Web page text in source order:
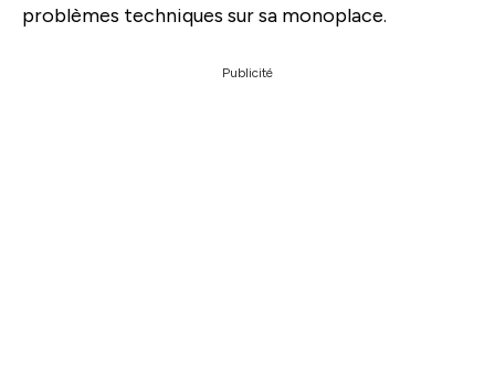
problèmes techniques sur sa monoplace.
Publicité